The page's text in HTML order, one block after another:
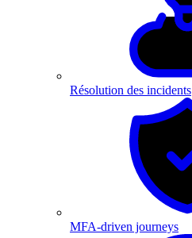
Résolution des incidents
MFA-driven journeys